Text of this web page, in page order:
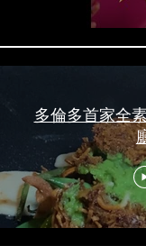
多倫多首家全